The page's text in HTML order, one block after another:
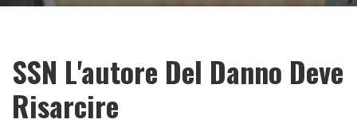
SSN L'autore Del Danno Deve
Risarcire